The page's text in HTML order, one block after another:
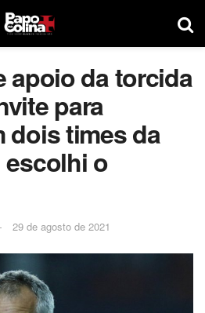
apoio da torcida
para
dois times da
escolhi o
29 de agosto de 2021